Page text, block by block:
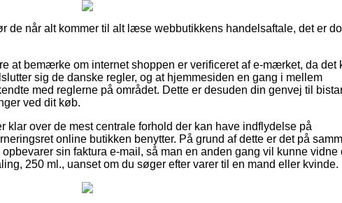
de når alt kommer til alt læse webbutikkens handelsaftale, det er
at bemærke om internet shoppen er verificeret af e-mærket, da det
sig de danske regler, og at hjemmesiden en gang i mellem
med reglerne på området. Dette er desuden din genvej til
ved dit køb.
klar over de mest centrale forhold der kan have indflydelse på
online butikken benytter. På grund af dette er det på
sin faktura e-mail, så man en anden gang vil kunne vidne
250 ml., uanset om du søger efter varer til en mand eller kvinde.